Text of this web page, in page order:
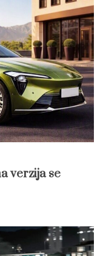
verzija se